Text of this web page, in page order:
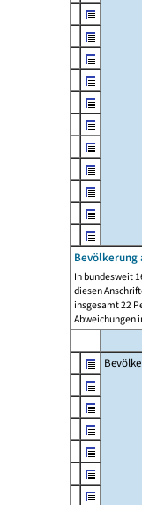
Bevölkerung
In bundesweit
diesen
insgesamt 22
Abweichungen